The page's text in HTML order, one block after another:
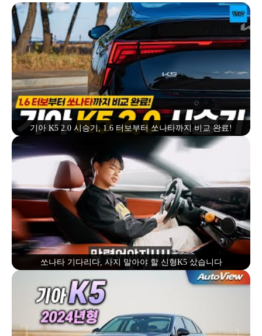
기아 K5 2.0 시승기, 1.6 터보부터 쏘나타까지 비교 완료!
쏘나타 기다리다, 사지 말아야 할 신형K5 샀습니다